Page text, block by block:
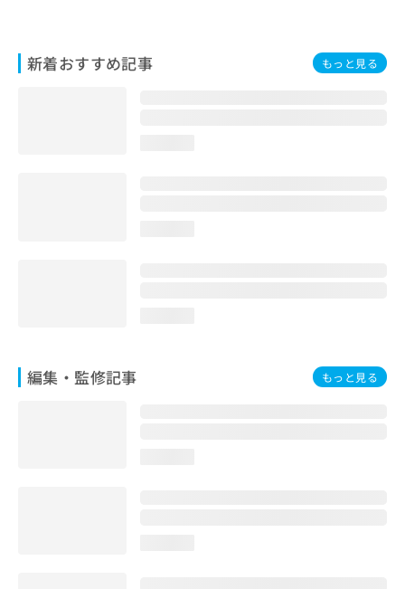
新着おすすめ記事 もっと見る
編集・監修記事 もっと見る
合